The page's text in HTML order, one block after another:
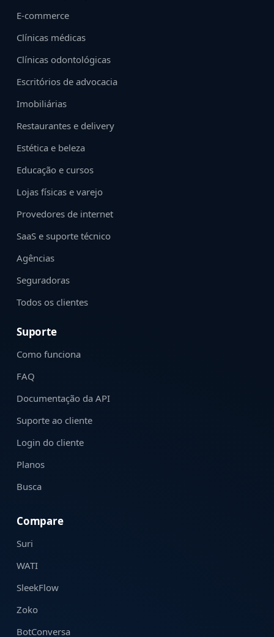
E-commerce
Clínicas médicas
Clínicas odontológicas
Escritórios de advocacia
Imobiliárias
Restaurantes e delivery
Estética e beleza
Educação e cursos
Lojas físicas e varejo
Provedores de internet
SaaS e suporte técnico
Agências
Seguradoras
Todos os clientes
Suporte
Como funciona
FAQ
Documentação da API
Suporte ao cliente
Login do cliente
Planos
Busca
Compare
Suri
WATI
SleekFlow
Zoko
BotConversa